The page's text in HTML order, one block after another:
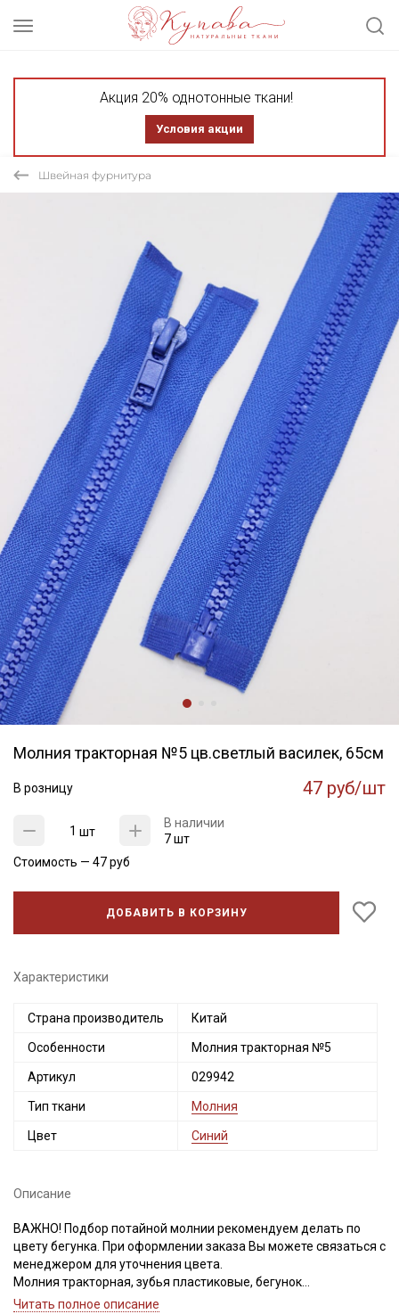
Акция 20% однотонные ткани!
Условия акции
Швейная фурнитура
Молния тракторная №5 цв.светлый василек, 65см
В розницу 47 руб/шт
шт
В наличии
7 шт
Стоимость — 47руб
ДОБАВИТЬ В КОРЗИНУ
Характеристики
Страна производитель Китай
Особенности Молния тракторная №5
Артикул 029942
Тип ткани Молния
Цвет Синий
Описание
ВАЖНО! Подбор потайной молнии рекомендуем делать по
цвету бегунка. При оформлении заказа Вы можете связаться с
менеджером для уточнения цвета.
Молния тракторная, зубья пластиковые, бегунок
металлический, номер соответствует ширине зубьев.
Читать полное описание
Мы публикуем здесь дополнительные
промокоды и скидки до 30% на узкие
категории тканей
Подписаться
Ознакомлен(а) с Политикой обработки персональных
данныхи даюСогласие на обработку персональных